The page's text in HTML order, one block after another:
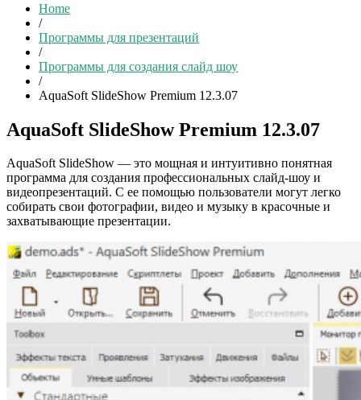
Home
/
Программы для презентаций
/
Программы для создания слайд шоу
/
AquaSoft SlideShow Premium 12.3.07
AquaSoft SlideShow Premium 12.3.07
AquaSoft SlideShow — это мощная и интуитивно понятная
программа для создания профессиональных слайд-шоу и
видеопрезентаций. С ее помощью пользователи могут легко
собирать свои фотографии, видео и музыку в красочные и
захватывающие презентации.